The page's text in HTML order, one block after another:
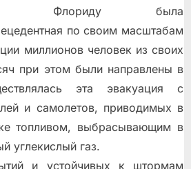
Флориду была
по своим масштабам
миллионов человек из своих
при этом были направлены в
эта эвакуация с
и самолетов, приводимых в
топливом, выбрасывающим в
углекислый газ.
и устойчивых к штормам